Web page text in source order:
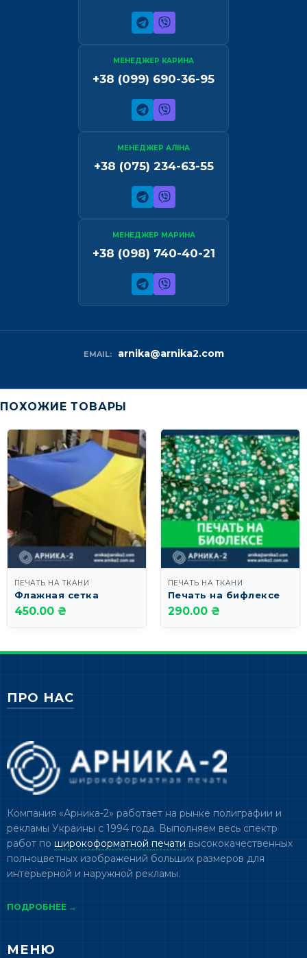
МЕНЕДЖЕР КАРИНА
+38 (099) 690-36-95
МЕНЕДЖЕР АЛІНА
+38 (075) 234-63-55
МЕНЕДЖЕР МАРИНА
+38 (098) 740-40-21
EMAIL: arnika@arnika2.com
ПОХОЖИЕ ТОВАРЫ
ПЕЧАТЬ НА ТКАНИ
Флажная сетка
450.00 ₴
ПЕЧАТЬ НА ТКАНИ
Печать на бифлексе
290.00 ₴
ПРО НАС
Компания «Арника-2» работает на рынке полиграфии и
рекламы Украины с 1994 года. Выполняем весь спектр
работ по широкоформатной печати высококачественных
полноцветных изображений больших размеров для
интерьерной и наружной рекламы.
ПОДРОБНЕЕ →
МЕНЮ